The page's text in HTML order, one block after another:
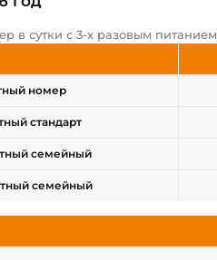
в сутки с 3-х разовым питанием
номер
стандарт
семейный
семейный